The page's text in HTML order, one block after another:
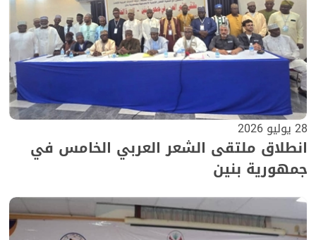
28 يوليو 2026
انطلاق ملتقى الشعر العربي الخامس في
جمهورية بنين